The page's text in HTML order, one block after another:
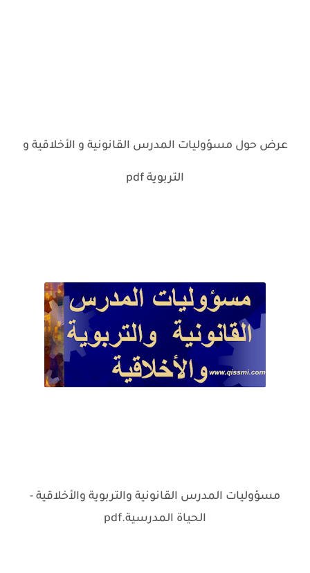
عرض حول مسؤوليات المدرس القانونية و الأخلاقية و
التربوية pdf
مسؤوليات المدرس القانونية والتربوية والأخلاقية -
الحياة المدرسية.pdf